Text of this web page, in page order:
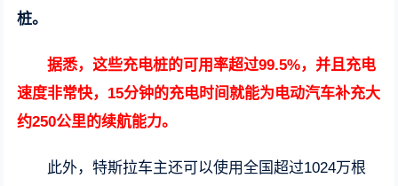
桩。
据悉，这些充电桩的可用率超过99.5%，并且充电
速度非常快，15分钟的充电时间就能为电动汽车补充大
约250公里的续航能力。
此外，特斯拉车主还可以使用全国超过1024万根